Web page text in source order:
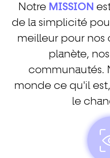
Notre MISSION
de la simplicité
meilleur pour nos
planète,
communautés.
monde ce qu'il
le